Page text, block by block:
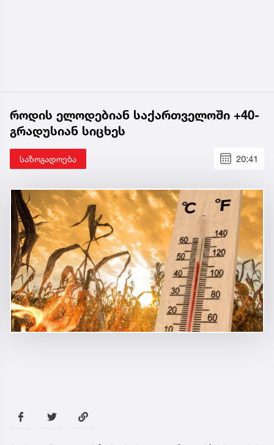
როდის ელოდებიან საქართველოში +40-
გრადუსიან სიცხეს
საზოგადოება 20:41